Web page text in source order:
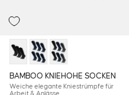
BAMBOO KNIEHOHE SOCKEN
Weiche elegante Kniestrümpfe für
Arbeit & Anlässe